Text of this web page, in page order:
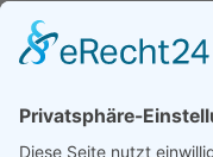
THL 14
Container